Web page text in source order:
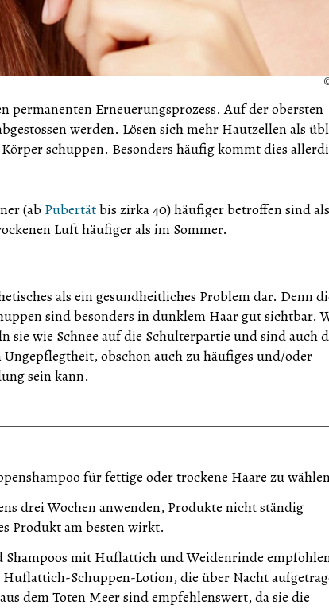
permanenten Erneuerungsprozess. Auf der obersten
werden. Lösen sich mehr Hautzellen als
schuppen. Besonders häufig kommt dies
(ab Pubertätbis zirka 40) häufiger betroffen sind als
Luft häufiger als im Sommer.
als ein gesundheitliches Problem dar. Denn
sind besonders in dunklem Haar gut sichtbar.
sie wie Schnee auf die Schulterpartie und sind auch
obschon auch zu häufiges und/oder
sein kann.
für fettige oder trockene Haare zu
drei Wochen anwenden, Produkte nicht ständig
Produkt am besten wirkt.
mit Huflattich und Weidenrinde
Schuppen-Lotion, die über Nacht
dem Toten Meer sind empfehlenswert, da sie die